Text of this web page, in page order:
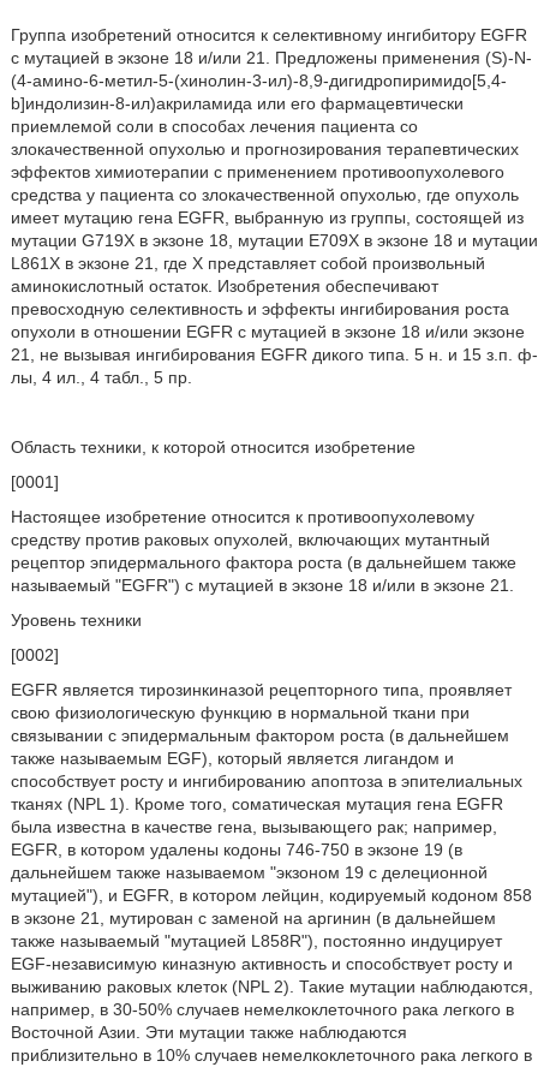
Группа изобретений относится к селективному ингибитору EGFR
с мутацией в экзоне 18 и/или 21. Предложены применения (S)-N-
(4-амино-6-метил-5-(хинолин-3-ил)-8,9-дигидропиримидо[5,4-
b]индолизин-8-ил)акриламида или его фармацевтически
приемлемой соли в способах лечения пациента со
злокачественной опухолью и прогнозирования терапевтических
эффектов химиотерапии с применением противоопухолевого
средства у пациента со злокачественной опухолью, где опухоль
имеет мутацию гена EGFR, выбранную из группы, состоящей из
мутации G719X в экзоне 18, мутации E709X в экзоне 18 и мутации
L861X в экзоне 21, где X представляет собой произвольный
аминокислотный остаток. Изобретения обеспечивают
превосходную селективность и эффекты ингибирования роста
опухоли в отношении EGFR с мутацией в экзоне 18 и/или экзоне
21, не вызывая ингибирования EGFR дикого типа. 5 н. и 15 з.п. ф-
лы, 4 ил., 4 табл., 5 пр.
Область техники, к которой относится изобретение
[0001]
Настоящее изобретение относится к противоопухолевому
средству против раковых опухолей, включающих мутантный
рецептор эпидермального фактора роста (в дальнейшем также
называемый "EGFR") с мутацией в экзоне 18 и/или в экзоне 21.
Уровень техники
[0002]
EGFR является тирозинкиназой рецепторного типа, проявляет
свою физиологическую функцию в нормальной ткани при
связывании с эпидермальным фактором роста (в дальнейшем
также называемым EGF), который является лигандом и
способствует росту и ингибированию апоптоза в эпителиальных
тканях (NPL 1). Кроме того, соматическая мутация гена EGFR
была известна в качестве гена, вызывающего рак; например,
EGFR, в котором удалены кодоны 746-750 в экзоне 19 (в
дальнейшем также называемом "экзоном 19 с делеционной
мутацией"), и EGFR, в котором лейцин, кодируемый кодоном 858
в экзоне 21, мутирован с заменой на аргинин (в дальнейшем
также называемый "мутацией L858R"), постоянно индуцирует
EGF-независимую киназную активность и способствует росту и
выживанию раковых клеток (NPL 2). Такие мутации наблюдаются,
например, в 30-50% случаев немелкоклеточного рака легкого в
Восточной Азии. Эти мутации также наблюдаются
приблизительно в 10% случаев немелкоклеточного рака легкого в